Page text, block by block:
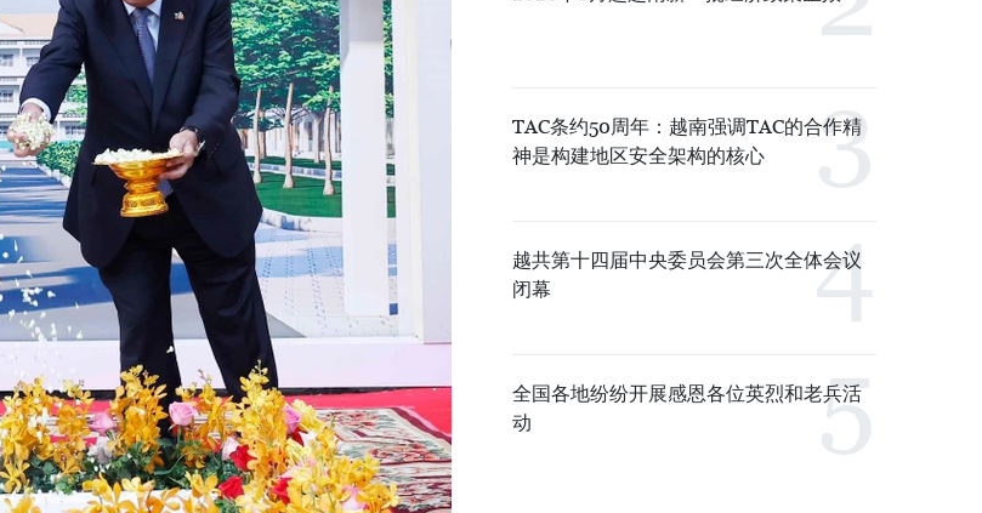
TAC条约50周年：越南强调TAC的合作精
神是构建地区安全架构的核心
越共第十四届中央委员会第三次全体会议
闭幕
全国各地纷纷开展感恩各位英烈和老兵活
动